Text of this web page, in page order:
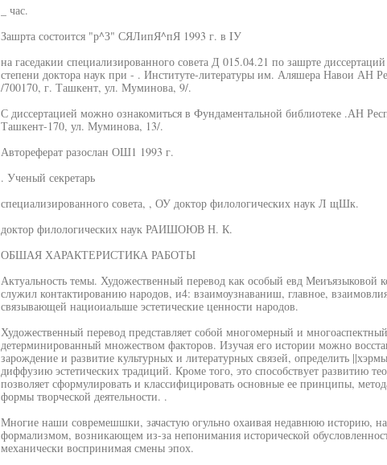
_ час.
Зашрта состоится "р^З" СЯЛипЯ^пЯ 1993 г. в IУ
на гаседакии специализированного совета Д 015.04.21 по зашрте
степени доктора наук при - . Институте-литературы им. Аляшера Навои АН
/700170, г. Ташкент, ул. Муминова, 9/.
С диссертацией можно ознакомиться в Фундаментальной библиотеке .АН
Ташкент-170, ул. Муминова, 13/.
Автореферат разослан ОШ1 1993 г.
. Ученый секретарь
специализированного совета, , ОУ доктор филологических наук Л щШк.
доктор филологических наук РАИШОЮВ Н. К.
ОБШАЯ ХАРАКТЕРИСТИКА РАБОТЫ
Актуальность темы. Художественный перевод как особый евд Меиъязыковой
служил контактированию народов, и4: взаимоузнаваниш, главное,
связывающей нациоиалыше эстетические ценности народов.
Художественный перевод представляет собой многомерный и
детерминированный множеством факторов. Изучая его истории можно
зарождение и развитие культурных и литературных связей, определить
диффузию эстетических традиций. Кроме того, это способствует развитию
позволяет сформулировать и классифицировать основные ее принципы,
формы творческой деятельности. .
Многие наши совремешшки, зачастую огульно охаивая недавнюю историю,
формализмом, возникающем из-за непонимания исторической
механически воспринимая смены эпох.